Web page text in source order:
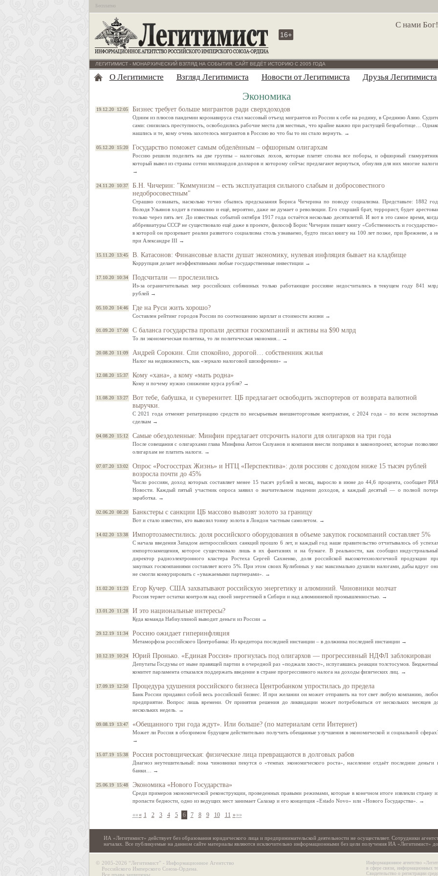
Бесплатно
С нами Бог!
16+
ЛЕГИТИМИСТ - МОНАРХИЧЕСКИЙ ВЗГЛЯД НА СОБЫТИЯ. САЙТ ВЕДЁТ ИСТОРИЮ С 2005 ГОДА
О Легитимисте Взгляд Легитимиста Новости от Легитимиста Друзья Легитимиста
Экономика
19.12.20 12:05 Бизнес требует больше мигрантов ради сверхдоходов
Одним из плюсов пандемии коронавируса стал массовый отъезд мигрантов из России к себе на родину, в Среднюю Азию.
сами: снизилась преступность, освободились рабочие места для местных, что крайне важно при растущей безработице…
нашлись и те, кому очень захотелось мигрантов в Россию во что бы то ни стало вернуть. →
05.12.20 15:20 Государство поможет самым обделённым – офшорным олигархам
Россию решили поделить на две группы – налоговых лохов, которые платят сполна все поборы, и офшорный гламурятник,
который вывел из страны сотни миллиардов долларов и которому сейчас предлагают вернуться, обнулив для них многие налоги.
→
24.11.20 10:37
Б.Н. Чичерин: "Коммунизм – есть эксплуатация сильного слабым и добросовестного
недобросовестным"
Страшно сознавать, насколько точно сбылись предсказания Бориса Чичерина по поводу социализма. Представьте: 1882 год.
Володя Ульянов ходит в гимназию и ещё, вероятно, даже не думает о революции. Его старший брат, террорист, будет
только через пять лет. До известных событий октября 1917 года остаётся несколько десятилетий. И вот в это самое время, когда
аббревиатуры СССР не существовало ещё даже в проекте, философ Борис Чичерин пишет книгу «Собственность и государство»,
в которой он прозревает реалии развитого социализма столь узнаваемо, будто писал книгу на 100 лет позже, при Брежневе, а
при Александре III →
15.11.20 13:45 В. Катасонов: Финансовые власти душат экономику, нулевая инфляция бывает на кладбище
Коррупция делает неэффективными любые государственные инвестиции →
17.10.20 10:34 Подсчитали — прослезились
Из-за ограничительных мер российских собяниных только работающие россияне недосчитались в текущем году 841
рублей →
05.10.20 14:46 Где на Руси жить хорошо?
Составлен рейтинг городов России по соотношению зарплат и стоимости жизни →
01.09.20 17:00 С баланса государства пропали десятки госкомпаний и активы на $90 млрд
То ли экономическая политика, то ли политическая экономия... →
20.08.20 11:09 Андрей Сорокин. Спи спокойно, дорогой… собственник жилья
Налог на недвижимость, как «зеркало налоговой шизофрении» →
12.08.20 15:37 Кому «хана», а кому «мать родна»
Кому и почему нужно снижение курса рубля? →
11.08.20 13:27
Вот тебе, бабушка, и суверенитет. ЦБ предлагает освободить экспортеров от возврата валютной
выручки.
С 2021 года отменят репатриацию средств по несырьевым внешнеторговым контрактам, с 2024 года – по всем
сделкам →
04.08.20 15:12 Самые обездоленные: Минфин предлагает отсрочить налоги для олигархов на три года
После совещания с олигархами глава Минфина Антон Силуанов и компания внесли поправки в законопроект, которые
олигархам не платить налоги. →
07.07.20 13:02
Опрос «Росгосстрах Жизнь» и НТЦ «Перспектива»: доля россиян с доходом ниже 15 тысяч рублей
возросла почти до 45%
Число россиян, доход которых составляет менее 15 тысяч рублей в месяц, выросло в июне до 44,6 процента, сообщает РИА
Новости. Каждый пятый участник опроса заявил о значительном падении доходов, а каждый десятый — о полной
заработка. →
02.06.20 08:20 Банкстеры с санкции ЦБ массово вывозят золото за границу
Вот и стало известно, кто вывозил тонну золота в Лондон частным самолетом. →
14.02.20 13:38 Импортозаместились: доля российского оборудования в объеме закупок госкомпаний составляет 5%
С начала введения Западом антироссийских санкций прошло 6 лет, и каждый год наше правительство отчитывалось об
импортозамещения, которое существовало лишь в их фантазиях и на бумаге. В реальности, как сообщил
директор радиоэлектронного кластера Ростеха Сергей Сахненко, доля российской высокотехнологичной продукции
закупках госкомпаниями составляет всего 5%. При этом своих Кулибиных у нас максимально душили налогами, дабы вдруг
не смогли конкурировать с «уважаемыми партнерами». →
11.02.20 11:23 Егор Кучер. США захватывают российскую энергетику и алюминий. Чиновники молчат
Россия теряет остатки контроля над своей энергетикой в Сибири и над алюминиевой промышленностью. →
13.01.20 11:28 И это национальные интересы?
Куда команда Набиуллиной выводит деньги из России →
29.12.19 11:34 Россию ожидает гиперинфляция
Метаморфоза российского Центробанка: Из кредитора последней инстанции – в должника последней инстанции →
10.12.19 10:24 Юрий Пронько. «Единая Россия» прогнулась под олигархов — прогрессивный НДФЛ заблокирован
Депутаты Госдумы от ныне правящей партии в очередной раз «поджали хвост», испугавшись реакции толстосумов.
комитет парламента отказался поддержать введение в стране прогрессивного налога на доходы физических лиц. →
17.09.19 12:50 Процедура удушения российского бизнеса Центробанком упростилась до предела
Банк России придавил собой весь российский бизнес. И при желании он может отправить на тот свет любую компанию,
предприятие. Вопрос лишь времени. От принятия решения до ликвидации может потребоваться от нескольких месяцев
нескольких недель. →
09.08.19 13:47 «Обещанного три года ждут». Или больше? (по материалам сети Интернет)
Может ли Россия в обозримом будущем действительно получить обещанные улучшения в экономической и социальной
→
15.07.19 15:38 Россия ростовщическая: физические лица превращаются в долговых рабов
Диагноз неутешительный: пока чиновники пекутся о «темпах экономического роста», население отдаёт последние деньги
банки… →
25.06.19 15:48 Экономика «Нового Государства»
Среди примеров экономической реконструкции, проведенных правыми режимами, которые в конечном итоге извлекли страну
пропасти бедности, одно из ведущих мест занимает Салазар и его концепция «Estado Novo» или «Нового Государства». →
««« 1 2 3 4 5 6 7 8 9 10 11 »»»
Свидетельство
ИА «Легитимист» действует без образования юридического лица и предпринимательской деятельности не осуществляет. Сотрудники
началах. Все публикуемые на данном сайте материалы являются исключительно информационными без цели получения ИА «Легитимист»
© 2005-2026 “Легитимист” - Информационное Агентство
Российского Имперского Союза-Ордена.
Все права защищены.
Информационное агентство
в сфере связи, информационных
Свидетельство о регистрации